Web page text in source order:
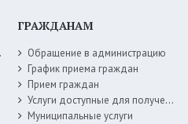
ГРАЖДАНАМ
Обращение в администрацию
График приема граждан
Прием граждан
Услуги доступные для получения в электронной форме
Муниципальные услуги